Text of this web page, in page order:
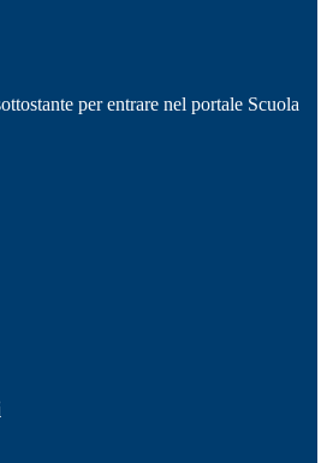
per entrare nel portale Scuola